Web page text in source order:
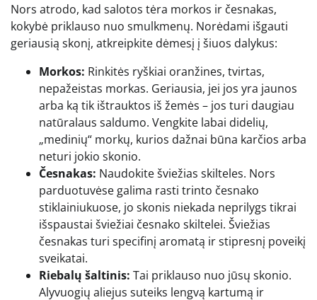
Nors atrodo, kad salotos tėra morkos ir česnakas,
kokybė priklauso nuo smulkmenų. Norėdami išgauti
geriausią skonį, atkreipkite dėmesį į šiuos dalykus:
Morkos: Rinkitės ryškiai oranžines, tvirtas,
nepažeistas morkas. Geriausia, jei jos yra jaunos
arba ką tik ištrauktos iš žemės – jos turi daugiau
natūralaus saldumo. Vengkite labai didelių,
„medinių“ morkų, kurios dažnai būna karčios arba
neturi jokio skonio.
Česnakas: Naudokite šviežias skilteles. Nors
parduotuvėse galima rasti trinto česnako
stiklainiukuose, jo skonis niekada neprilygs tikrai
išspaustai šviežiai česnako skiltelei. Šviežias
česnakas turi specifinį aromatą ir stipresnį poveikį
sveikatai.
Riebalų šaltinis: Tai priklauso nuo jūsų skonio.
Alyvuogių aliejus suteiks lengvą kartumą ir